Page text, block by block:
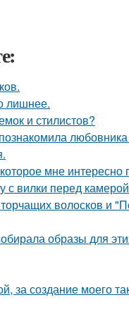
лишнее.
и стилистов?
любовника
мне интересно
вилки перед
волосков и
образы для
за создание моего